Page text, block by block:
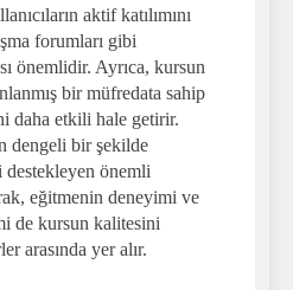
aktif katılımını
forumları gibi
önemlidir. Ayrıca, kursun
bir müfredata sahip
daha etkili hale getirir.
dengeli bir şekilde
destekleyen önemli
eğitmenin deneyimi ve
de kursun kalitesini
arasında yer alır.